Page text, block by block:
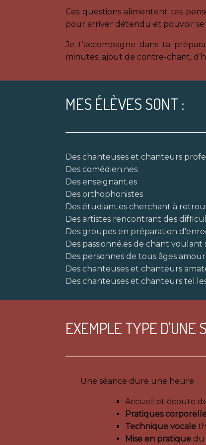
Ces questions alimentent tes
pour arriver détendu et pouvoir
Je t'accompagne dans ta
minutes, ajout de contre-chant,
MES ÉLÈVES SONT :
Des chanteuses et chanteurs
Des comédien.nes
Des enseignant.es
Des orthophonistes
Des étudiant.es cherchant à
Des artistes rencontrant des
Des groupes en préparation
Des passionné.es de chant
Des personnes de tous âges
Des chanteuses et chanteurs
Des chanteuses et chanteurs
EXEMPLE TYPE D'UNE
Une séance dure une heure
Accueil et écoute
Pratiques
Technique vocale
Mise en pratique du